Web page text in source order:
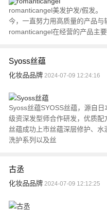
romanticangel美发护发/假发
今，一直努力用高质量的产品
romanticangel在经营的产品主
Syoss丝蕴
化妆品品牌2024-07-09 12:24:16
Syoss丝蕴SYOSS丝蕴，源自
级资深发型师合作研发，优质
丝蕴成功上市丝蕴深层修护、
洗护系列以及丝
古丞
化妆品品牌2024-07-09 12:12:25